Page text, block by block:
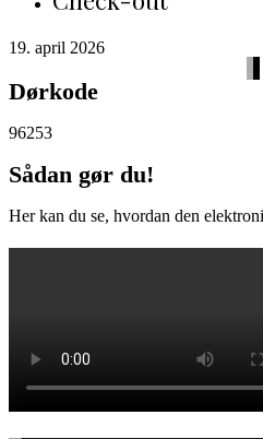
19. april 2026
Dørkode
96253
Sådan gør du!
Her kan du se, hvordan den